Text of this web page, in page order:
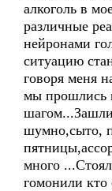
алкоголь в
различные
нейронами
ситуацию
говоря меня
мы прошлись
шумно,сыто,
много
гомонили кто